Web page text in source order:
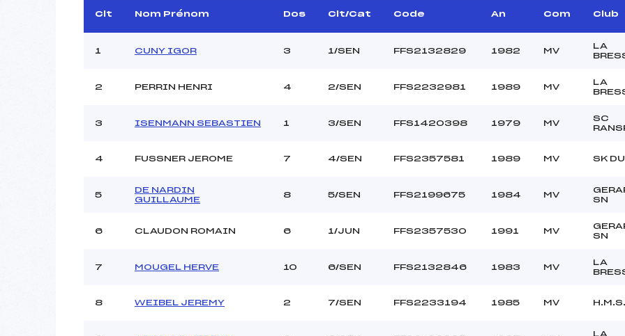
Dir. Epreuve :
PETITDEMANGE JEAN MARIE
Point Haut :
Pénalité appliquée :
23.9600
Clt Nom Prénom Dos Clt/Cat Code An Com Club
1 CUNY IGOR 3 1/SEN FFS2132829 1982 MV
LA
2 PERRIN HENRI 4 2/SEN FFS2232981 1989 MV
LA
3 ISENMANN SEBASTIEN 1 3/SEN FFS1420398 1979 MV
SC
4 FUSSNER JEROME 7 4/SEN FFS2357581 1989 MV SK
5
DE NARDIN
GUILLAUME
8 5/SEN FFS2199675 1984 MV
SN
6 CLAUDON ROMAIN 6 1/JUN FFS2357530 1991 MV
SN
7 MOUGEL HERVE 10 6/SEN FFS2132846 1983 MV
LA
8 WEIBEL JEREMY 2 7/SEN FFS2233194 1985 MV
LA